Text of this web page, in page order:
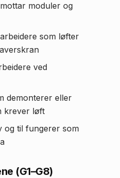
moduler og
som løfter
ved
demonterer eller
krever løft
og til fungerer som
(G1–G8)